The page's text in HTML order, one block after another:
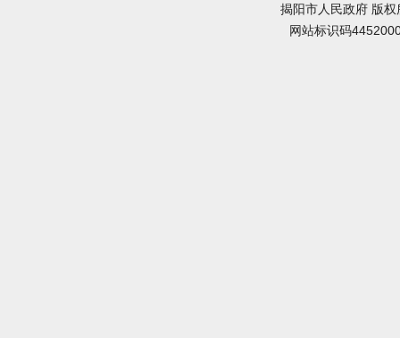
揭阳市人民政府 版
网站标识码